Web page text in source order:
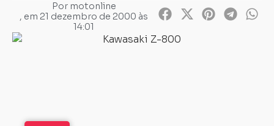
Pormotonline
, em 21 dezembro de 2000 às
14:01